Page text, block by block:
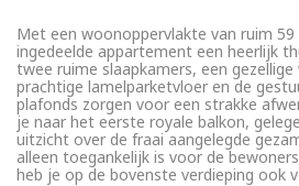
Met een woonoppervlakte van ruim
ingedeelde appartement een heerlijk
twee ruime slaapkamers, een
prachtige lamelparketvloer en de
plafonds zorgen voor een strakke
je naar het eerste royale balkon,
uitzicht over de fraai aangelegde
alleen toegankelijk is voor de
heb je op de bovenste verdieping ook